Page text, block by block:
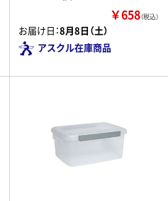
￥658（税込）
お届け日：8月8日（土）
アスクル在庫商品